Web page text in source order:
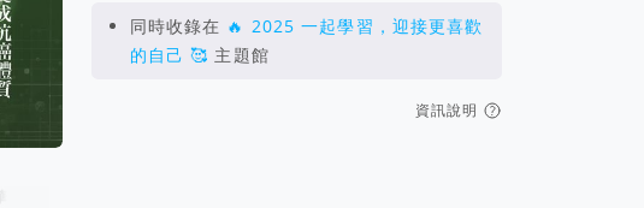
同時收錄在 🔥 2025 一起學習，迎接更喜歡
的自己 🥰 主題館
資訊說明